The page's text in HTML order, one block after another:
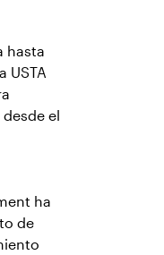
hasta
USTA
el
ha
de